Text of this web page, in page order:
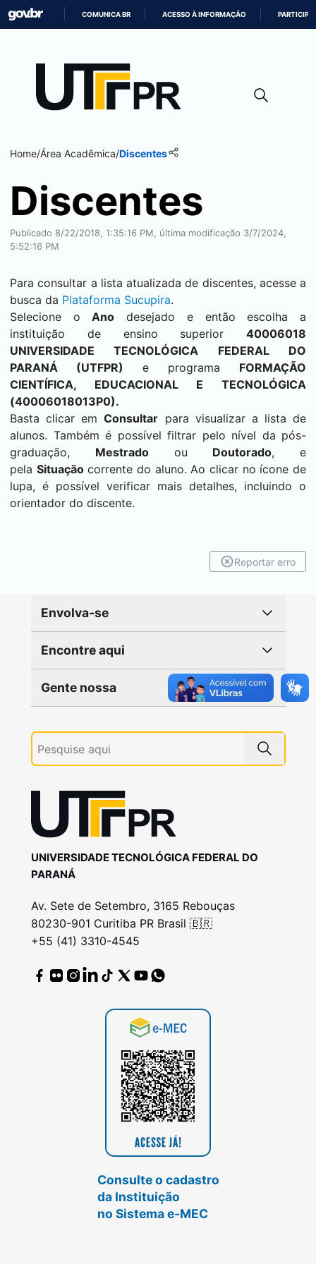
CONTEÚDO
COMUNICA BR ACESSO À INFORMAÇÃO PARTICIPE
Home/Área Acadêmica/Discentes
Discentes
Publicado 8/22/2018, 1:35:16 PM, última modificação 3/7/2024,
5:52:16 PM
Para consultar a lista atualizada de discentes, acesse a
busca da Plataforma Sucupira.
Selecione oAno desejado e então escolha a
instituição de ensino superior 40006018
UNIVERSIDADE TECNOLÓGICA FEDERAL DO
PARANÁ (UTFPR) e programa FORMAÇÃO
CIENTÍFICA, EDUCACIONAL E TECNOLÓGICA
(40006018013P0).
Basta clicar emConsultar para visualizar a lista de
alunos. Também é possível filtrar pelo nível da pós-
graduação, Mestradoou Doutorado, e
pela Situaçãocorrente do aluno. Ao clicar no ícone de
lupa, é possível verificar mais detalhes, incluindo o
orientador do discente.
Reportar erro
Envolva-se
Encontre aqui
Gente nossa
UNIVERSIDADE TECNOLÓGICA FEDERAL DO
PARANÁ
Av. Sete de Setembro, 3165 Rebouças
80230-901 Curitiba PR Brasil 🇧🇷
+55 (41) 3310-4545
Consulte o cadastro
da Instituição
no Sistema e-MEC